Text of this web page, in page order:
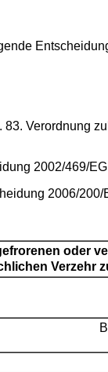
Verordnung
2002/469/
2006/
oder
Verzehr